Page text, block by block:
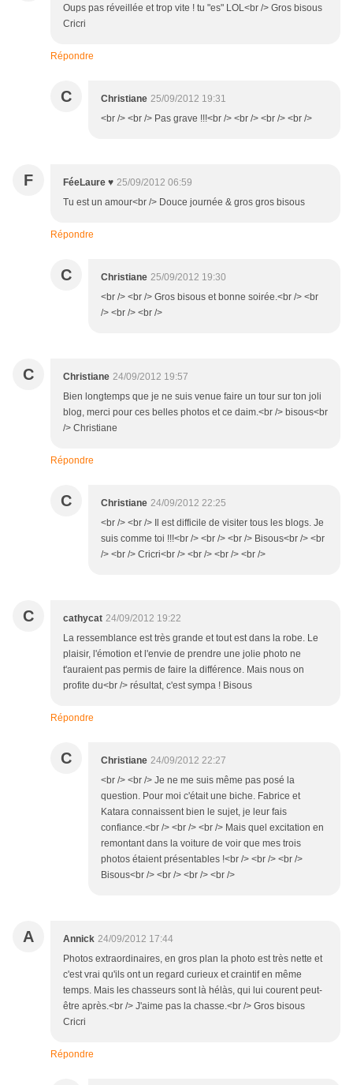
Oups pas réveillée et trop vite ! tu "es" LOL<br /> Gros bisous
Cricri
Répondre
C Christiane 25/09/2012 19:31
<br /> <br /> Pas grave !!!<br /> <br /> <br /> <br />
F FéeLaure ♥ 25/09/2012 06:59
Tu est un amour<br /> Douce journée & gros gros bisous
Répondre
C Christiane 25/09/2012 19:30
<br /> <br /> Gros bisous et bonne soirée.<br /> <br
/> <br /> <br />
C Christiane 24/09/2012 19:57
Bien longtemps que je ne suis venue faire un tour sur ton joli
blog, merci pour ces belles photos et ce daim.<br /> bisous<br
/> Christiane
Répondre
C Christiane 24/09/2012 22:25
<br /> <br /> Il est difficile de visiter tous les blogs. Je
suis comme toi !!!<br /> <br /> <br /> Bisous<br /> <br
/> <br /> Cricri<br /> <br /> <br /> <br />
C cathycat 24/09/2012 19:22
La ressemblance est très grande et tout est dans la robe. Le
plaisir, l'émotion et l'envie de prendre une jolie photo ne
t'auraient pas permis de faire la différence. Mais nous on
profite du<br /> résultat, c'est sympa ! Bisous
Répondre
C Christiane 24/09/2012 22:27
<br /> <br /> Je ne me suis même pas posé la
question. Pour moi c'était une biche. Fabrice et
Katara connaissent bien le sujet, je leur fais
confiance.<br /> <br /> <br /> Mais quel excitation en
remontant dans la voiture de voir que mes trois
photos étaient présentables !<br /> <br /> <br />
Bisous<br /> <br /> <br /> <br />
A Annick 24/09/2012 17:44
Photos extraordinaires, en gros plan la photo est très nette et
c'est vrai qu'ils ont un regard curieux et craintif en même
temps. Mais les chasseurs sont là hélàs, qui lui courent peut-
être après.<br /> J'aime pas la chasse.<br /> Gros bisous
Cricri
Répondre